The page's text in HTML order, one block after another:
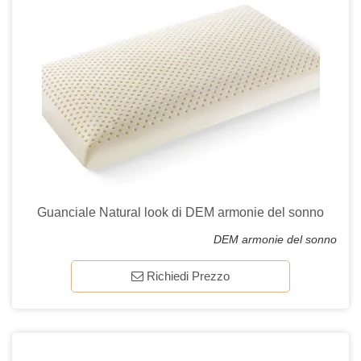
Guanciale Natural look di DEM armonie del sonno
DEM armonie del sonno
Richiedi Prezzo